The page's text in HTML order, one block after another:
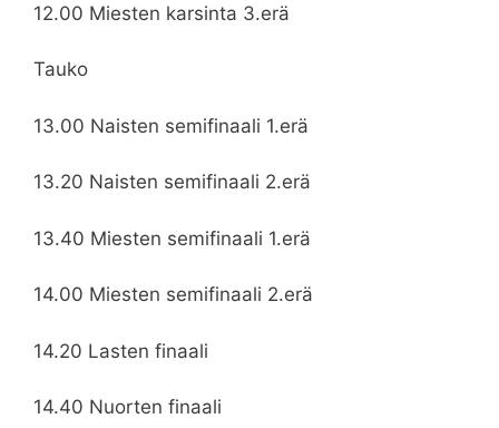
12.00 Miesten karsinta 3.erä
Tauko
13.00 Naisten semifinaali 1.erä
13.20 Naisten semifinaali 2.erä
13.40 Miesten semifinaali 1.erä
14.00 Miesten semifinaali 2.erä
14.20 Lasten finaali
14.40 Nuorten finaali